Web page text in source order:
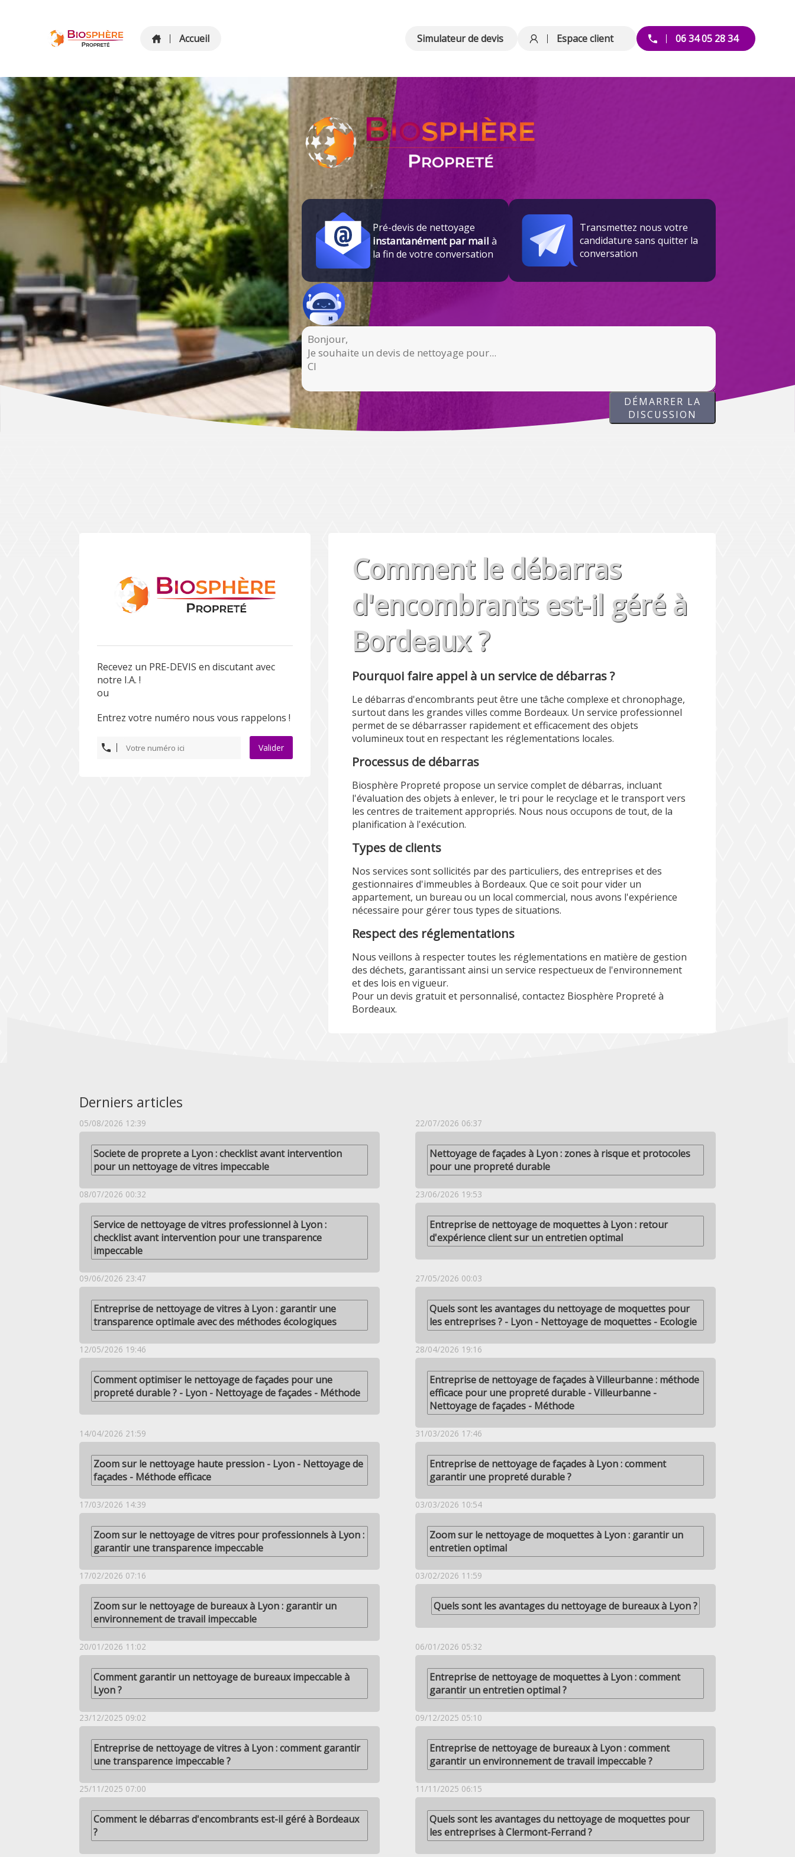
Accueil Simulateur de devis Espace client 06 34 05 28 34
Pré-devis de nettoyage
instantanément par mail à
la fin de votre conversation
Transmettez nous votre
candidature sans quitter la
conversation
DÉMARRER LA
DISCUSSION
Recevez un PRE-DEVIS en discutant avec
notre I.A. !
ou
Entrez votre numéro nous vous rappelons !
Valider
Comment le débarras
d'encombrants est-il géré à
Bordeaux ?
Pourquoi faire appel à un service de débarras ?
Le débarras d'encombrants peut être une tâche complexe et chronophage,
surtout dans les grandes villes comme Bordeaux. Un service professionnel
permet de se débarrasser rapidement et efficacement des objets
volumineux tout en respectant les réglementations locales.
Processus de débarras
Biosphère Propreté propose un service complet de débarras, incluant
l'évaluation des objets à enlever, le tri pour le recyclage et le transport vers
les centres de traitement appropriés. Nous nous occupons de tout, de la
planification à l'exécution.
Types de clients
Nos services sont sollicités par des particuliers, des entreprises et des
gestionnaires d'immeubles à Bordeaux. Que ce soit pour vider un
appartement, un bureau ou un local commercial, nous avons l'expérience
nécessaire pour gérer tous types de situations.
Respect des réglementations
Nous veillons à respecter toutes les réglementations en matière de gestion
des déchets, garantissant ainsi un service respectueux de l'environnement
et des lois en vigueur.
Pour un devis gratuit et personnalisé, contactez Biosphère Propreté à
Bordeaux.
Derniers articles
05/08/2026 12:39
Societe de proprete a Lyon : checklist avant intervention
pour un nettoyage de vitres impeccable
22/07/2026 06:37
Nettoyage de façades à Lyon : zones à risque et protocoles
pour une propreté durable
08/07/2026 00:32
Service de nettoyage de vitres professionnel à Lyon :
checklist avant intervention pour une transparence
impeccable
23/06/2026 19:53
Entreprise de nettoyage de moquettes à Lyon : retour
d'expérience client sur un entretien optimal
09/06/2026 23:47
Entreprise de nettoyage de vitres à Lyon : garantir une
transparence optimale avec des méthodes écologiques
27/05/2026 00:03
Quels sont les avantages du nettoyage de moquettes pour
les entreprises ? - Lyon - Nettoyage de moquettes - Ecologie
12/05/2026 19:46
Comment optimiser le nettoyage de façades pour une
propreté durable ? - Lyon - Nettoyage de façades - Méthode
28/04/2026 19:16
Entreprise de nettoyage de façades à Villeurbanne : méthode
efficace pour une propreté durable - Villeurbanne -
Nettoyage de façades - Méthode
14/04/2026 21:59
Zoom sur le nettoyage haute pression - Lyon - Nettoyage de
façades - Méthode efficace
31/03/2026 17:46
Entreprise de nettoyage de façades à Lyon : comment
garantir une propreté durable ?
17/03/2026 14:39
Zoom sur le nettoyage de vitres pour professionnels à Lyon :
garantir une transparence impeccable
03/03/2026 10:54
Zoom sur le nettoyage de moquettes à Lyon : garantir un
entretien optimal
17/02/2026 07:16
Zoom sur le nettoyage de bureaux à Lyon : garantir un
environnement de travail impeccable
03/02/2026 11:59
Quels sont les avantages du nettoyage de bureaux à Lyon ?
20/01/2026 11:02
Comment garantir un nettoyage de bureaux impeccable à
Lyon ?
06/01/2026 05:32
Entreprise de nettoyage de moquettes à Lyon : comment
garantir un entretien optimal ?
23/12/2025 09:02
Entreprise de nettoyage de vitres à Lyon : comment garantir
une transparence impeccable ?
09/12/2025 05:10
Entreprise de nettoyage de bureaux à Lyon : comment
garantir un environnement de travail impeccable ?
25/11/2025 07:00
Comment le débarras d'encombrants est-il géré à Bordeaux
?
11/11/2025 06:15
Quels sont les avantages du nettoyage de moquettes pour
les entreprises à Clermont-Ferrand ?